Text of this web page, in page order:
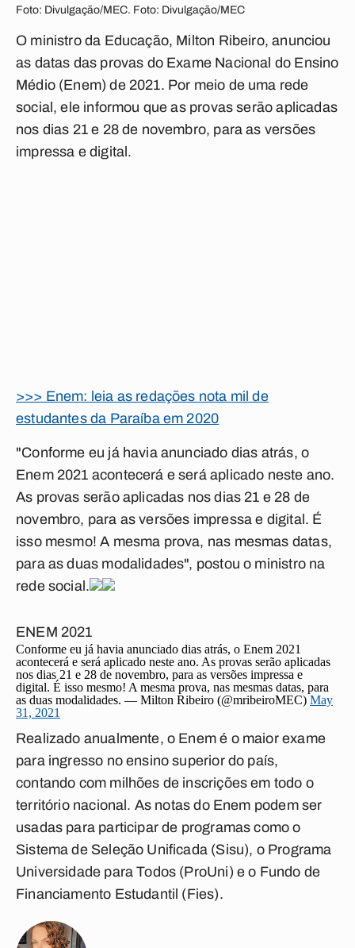
Foto: Divulgação/MEC. Foto: Divulgação/MEC
O ministro da Educação, Milton Ribeiro, anunciou
as datas das provas do Exame Nacional do Ensino
Médio (Enem) de 2021. Por meio de uma rede
social, ele informou que as provas serão aplicadas
nos dias 21 e 28 de novembro, para as versões
impressa e digital.
>>> Enem: leia as redações nota mil de
estudantes da Paraíba em 2020
"Conforme eu já havia anunciado dias atrás, o
Enem 2021 acontecerá e será aplicado neste ano.
As provas serão aplicadas nos dias 21 e 28 de
novembro, para as versões impressa e digital. É
isso mesmo! A mesma prova, nas mesmas datas,
para as duas modalidades", postou o ministro na
rede social.
ENEM 2021
Conforme eu já havia anunciado dias atrás, o Enem 2021
acontecerá e será aplicado neste ano. As provas serão aplicadas
nos dias 21 e 28 de novembro, para as versões impressa e
digital. É isso mesmo! A mesma prova, nas mesmas datas, para
as duas modalidades. — Milton Ribeiro (@mribeiroMEC) May
31, 2021
Realizado anualmente, o Enem é o maior exame
para ingresso no ensino superior do país,
contando com milhões de inscrições em todo o
território nacional. As notas do Enem podem ser
usadas para participar de programas como o
Sistema de Seleção Unificada (Sisu), o Programa
Universidade para Todos (ProUni) e o Fundo de
Financiamento Estudantil (Fies).